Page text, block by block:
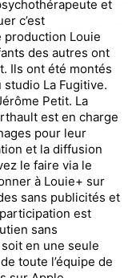
et
c’est
production Louie
des autres ont
Ils ont été montés
La Fugitive.
Petit. La
est en charge
pour leur
et la diffusion
le faire via le
à Louie+ sur
sans publicités et
est
sans
en une seule
toute l’équipe de